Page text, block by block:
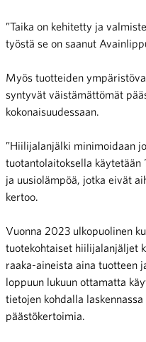
”Taika on kehitetty ja
työstä se on saanut
Myös tuotteiden
syntyvät väistämättömät
kokonaisuudessaan.
”Hiilijalanjälki minimoidaan
tuotantolaitoksella
ja uusiolämpöä, jotka eivät
kertoo.
Vuonna 2023 ulkopuolinen
tuotekohtaiset hiilijalanjäljet
raaka-aineista aina tuotteen
loppuun lukuun ottamatta
tietojen kohdalla
päästökertoimia.